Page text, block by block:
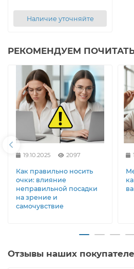
Наличие уточняйте
РЕКОМЕНДУЕМ
19.10.2025 2097
Как правильно носить
очки: влияние
неправильной посадки
на зрение и
самочувствие
Отзывы наших